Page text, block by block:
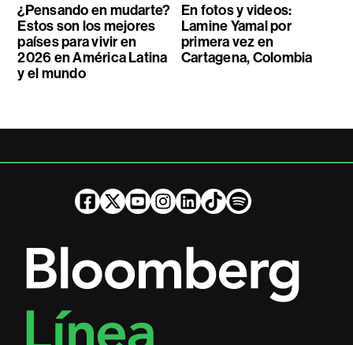
¿Pensando en mudarte?
Estos son los mejores
países para vivir en
2026 en América Latina
y el mundo
En fotos y videos:
Lamine Yamal por
primera vez en
Cartagena, Colombia